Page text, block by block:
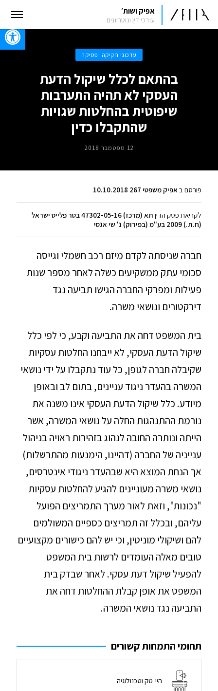
אפיק ושות׳
עורכי דין ונוטריונים
עדכוני חקיקה ופסיקה
בהתאם לכלל שיקול הדעת
העסקי לא תהיה התערבות
שיפוטית בהחלטות שגויות
שהתקבלו כדין
12 ספטמבר 2018
פורסם ב אפיק משפטי 267 10.10.2018
לקריאת פסק הדין
תא (מרכז) 47302-05-16 בטר פלייס ישראל
(ח.ת.) 2009 בע"מ (בפירוק) נ' שי אגסי
חברה שניסתה לקדם מיזם רכב חשמלי וגייסה
סכומי עתק ממשקיעים כשלה לאחר מספר שנות
פעילות ומפרקי החברה הגישו תביעה נגד
דירקטורים ונושאי משרה.
בית המשפט דחה את התביעה וקבע, כי לפי כלל
שיקול הדעת העסקי, לא ייבחנו החלטות עסקיות
שקיבלה חברה לגופן, כל עוד נתקבלו על ידי נושאי
המשרה בהעדר ניגוד עניינים, בתום לב ובאופן
מיודע. כלל שיקול הדעת העסקי אינו משנה את
נורמת ההתנהגות החלה על נושאי המשרה, אשר
הייתה ונותרה החובה לנהוג בזהירות ראויה בניהול
ענייניה של החברה (דהיינו, הימנעות מהתרשלות)
אך הנחת המוצא היא שבהעדר ניגודי אינטרסים,
נושאי משרה מעוניינים להגיע להחלטות עסקיות
"נכונות", וזאת לאור מערך התמריצים הפועל
עליהם, ובכלל זה תמריצים כספיים המשולמים
להם ושיקולי מוניטין, וכי יש להם כישורים מקצועיים
טובים מאלה העומדים לרשות בית המשפט
להפעיל שיקול דעת עסקי. לאחר שבדק בית
המשפט את אופן קבלת ההחלטות דחה את
התביעה נגד נושאי המשרה.
תחומי התמחות קשורים
היי-טק וטכנולוגיה